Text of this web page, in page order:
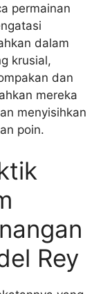
permainan
dalam
krusial,
dan
mereka
menyisihkan
poin.
Rey